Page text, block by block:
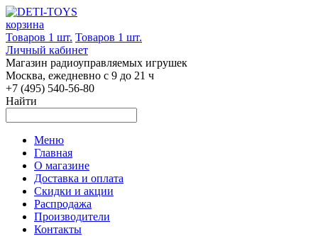
корзина
Товаров 1 шт. Товаров 1 шт.
Личный кабинет
Магазин радиоуправляемых игрушек
Москва, ежедневно с 9 до 21 ч
+7 (495) 540-56-80
Найти
Меню
Главная
О магазине
Доставка и оплата
Скидки и акции
Распродажа
Производители
Контакты